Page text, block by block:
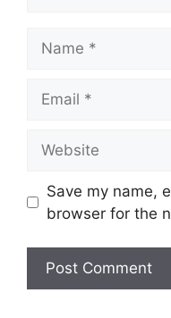
Save my name,
browser for the